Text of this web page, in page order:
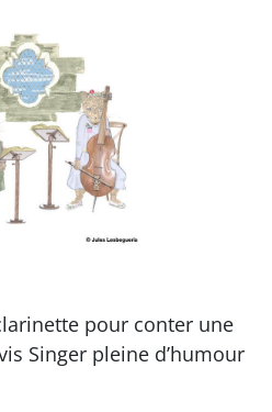
pour conter une
Singer pleine d’humour